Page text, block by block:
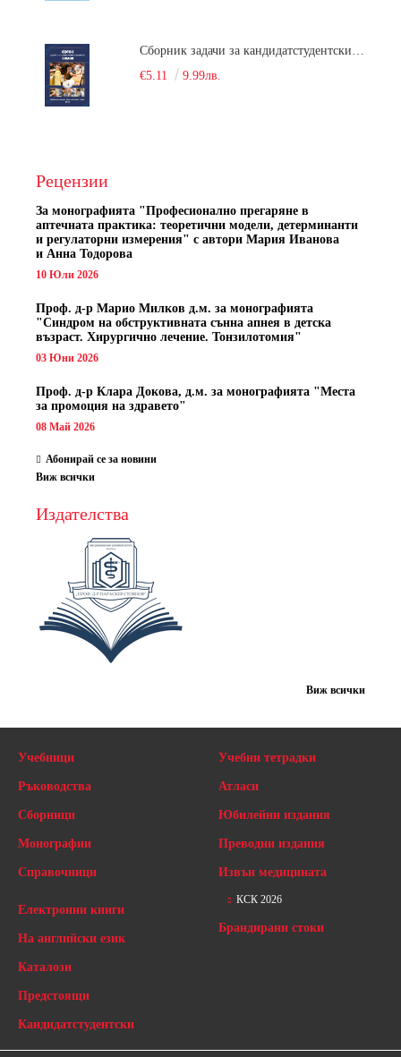
€5.11
9.99лв.
Рецензии
За монографията "Професионално прегаряне в
аптечната практика: теоретични модели, детерминанти
и регулаторни измерения" с автори Мария Иванова
и Анна Тодорова
10 Юли 2026
Проф. д-р Марио Милков д.м. за монографията
"Синдром на обструктивната сънна апнея в детска
възраст. Хирургично лечение. Тонзилотомия"
03 Юни 2026
Проф. д-р Клара Докова, д.м. за монографията "Места
за промоция на здравето"
08 Май 2026
Абонирай се за новини
Виж всички
Издателства
Виж всички
Учебници
Ръководства
Сборници
Монографии
Справочници
Учебни тетрадки
Атласи
Юбилейни издания
Преводни издания
Извън медицината
Електронни книги
На английски език
Каталози
Предстоящи
Кандидатстудентски
КСК 2026
Брандирани стоки